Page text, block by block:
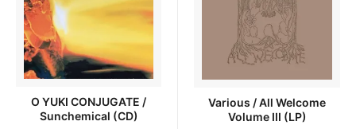
O YUKI CONJUGATE /
Sunchemical (CD)
Various / All Welcome
Volume III (LP)